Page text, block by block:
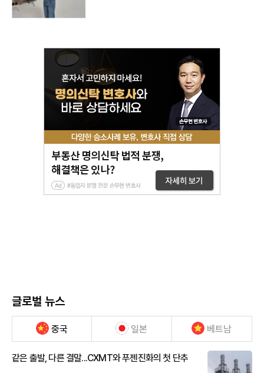
글로벌 뉴스
중국 일본 베트남
같은 출발, 다른 결말...CXMT와 푸젠진화의 첫 단추